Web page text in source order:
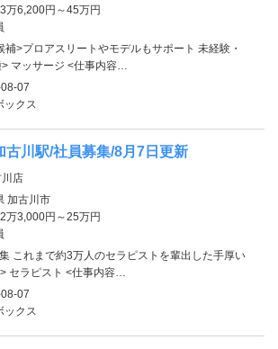
万6,200円～45万円
補>プロアスリートやモデルもサポート 未経験・
マッサージ <仕事内容…
07
ックス
古川駅/社員募集/8月7日更新
店
加古川市
万3,000円～25万円
これまで約3万人のセラピストを輩出した手厚い
セラピスト <仕事内容…
07
ックス